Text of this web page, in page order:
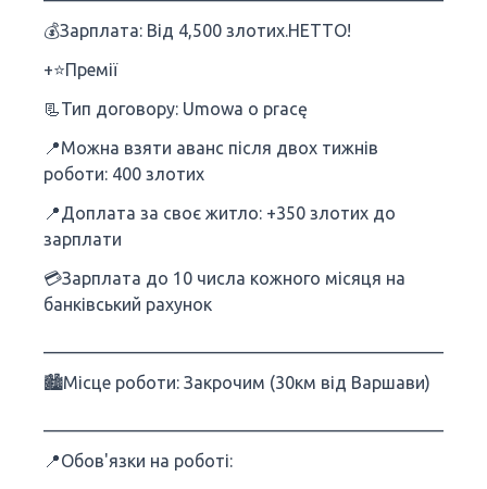
💰Зарплата: Від 4,500 злотих.НЕТТО!
+⭐️Премії
📃Тип договору: Umowa o pracę
📍Можна взяти аванс після двох тижнів
роботи: 400 злотих
📍Доплата за своє житло: +350 злотих до
зарплати
💳Зарплата до 10 числа кожного місяця на
банківський рахунок
🏙Місце роботи: Закрочим (30км від Варшави)
📍Обов'язки на роботі: